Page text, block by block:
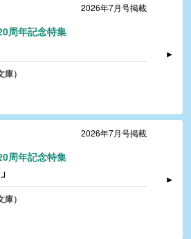
2026年7月号掲載
周年記念特集
）
2026年7月号掲載
周年記念特集
）